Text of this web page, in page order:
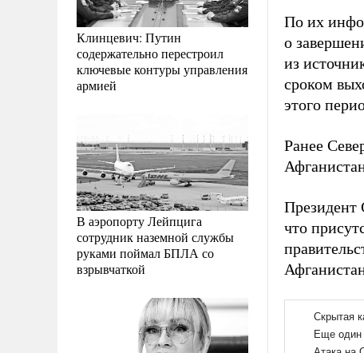
Клинцевич: Путин
содержательно перестроил
ключевые контуры управления
армией
В аэропорту Лейпцига
сотрудник наземной службы
руками поймал БПЛА со
взрывчаткой
По их
о
из
сроком
этого
Ранее
что